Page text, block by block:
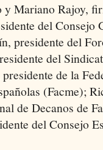
y Mariano Rajoy,
del Consejo
presidente del
del
de la
(Facme);
de Decanos de
del Consejo